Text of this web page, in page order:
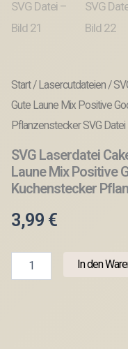
Start/Lasercutdateien/
Gute Laune Mix Positive
Pflanzenstecker SVG Datei
SVG Laserdatei
Laune Mix Positive
Kuchenstecker
3,99 €
Laserdatei
In den